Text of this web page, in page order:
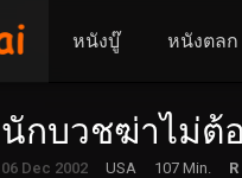
หนังบู๊ หนังตลก
นักบวชฆ่าไม่ต้
06 Dec 2002 USA 107 Min. R